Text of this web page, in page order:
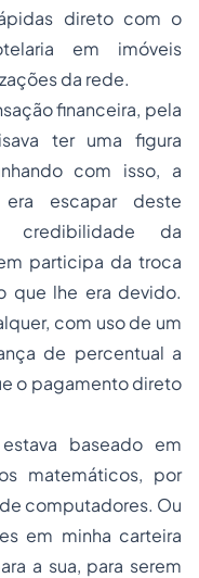
direto com o
em imóveis
da rede.
financeira, pela
ter uma figura
com isso, a
escapar deste
credibilidade da
participa da troca
que lhe era devido.
com uso de um
de percentual a
o pagamento direto
baseado em
matemáticos, por
computadores. Ou
em minha carteira
a sua, para serem